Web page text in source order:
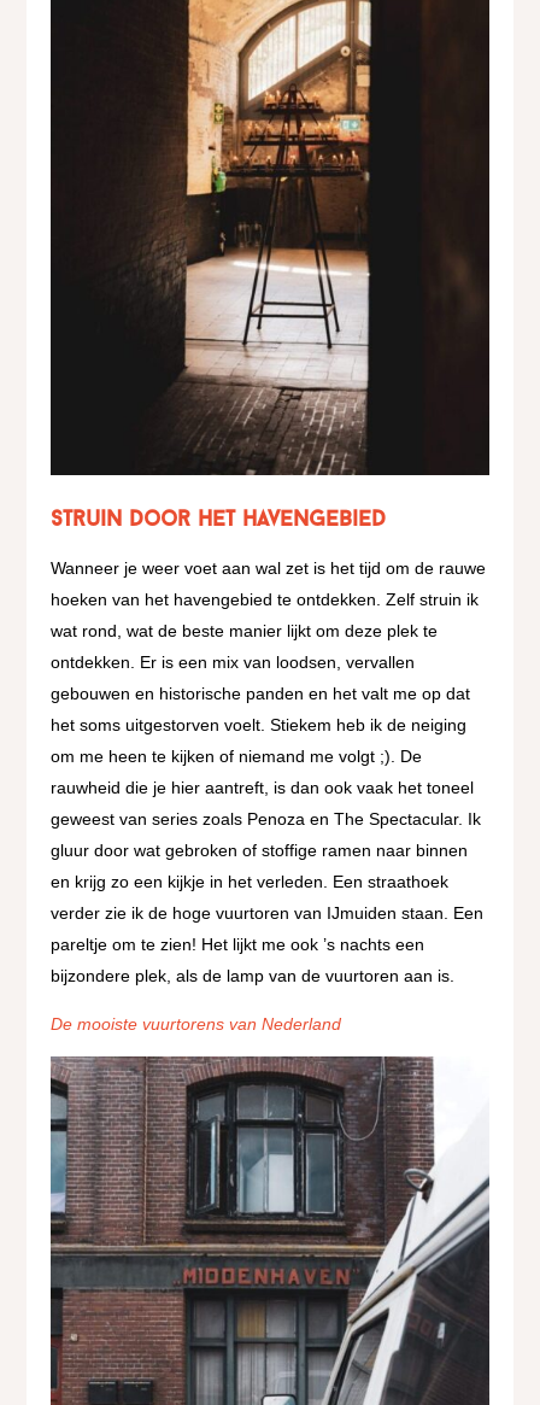
Struin door het havengebied
Wanneer je weer voet aan wal zet is het tijd om de rauwe
hoeken van het havengebied te ontdekken. Zelf struin ik
wat rond, wat de beste manier lijkt om deze plek te
ontdekken. Er is een mix van loodsen, vervallen
gebouwen en historische panden en het valt me op dat
het soms uitgestorven voelt. Stiekem heb ik de neiging
om me heen te kijken of niemand me volgt ;). De
rauwheid die je hier aantreft, is dan ook vaak het toneel
geweest van series zoals Penoza en The Spectacular. Ik
gluur door wat gebroken of stoffige ramen naar binnen
en krijg zo een kijkje in het verleden. Een straathoek
verder zie ik de hoge vuurtoren van IJmuiden staan. Een
pareltje om te zien! Het lijkt me ook ’s nachts een
bijzondere plek, als de lamp van de vuurtoren aan is.
De mooiste vuurtorens van Nederland